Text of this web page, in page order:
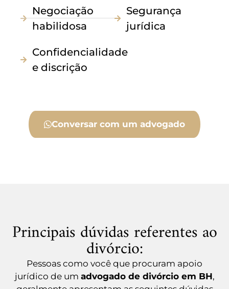
Negociação
habilidosa
Confidencialidade
e discrição
Segurança
jurídica
Conversar com um advogado
Principais dúvidas referentes ao
divórcio:
Pessoas como você que procuram apoio
jurídico de um advogado de divórcio em BH,